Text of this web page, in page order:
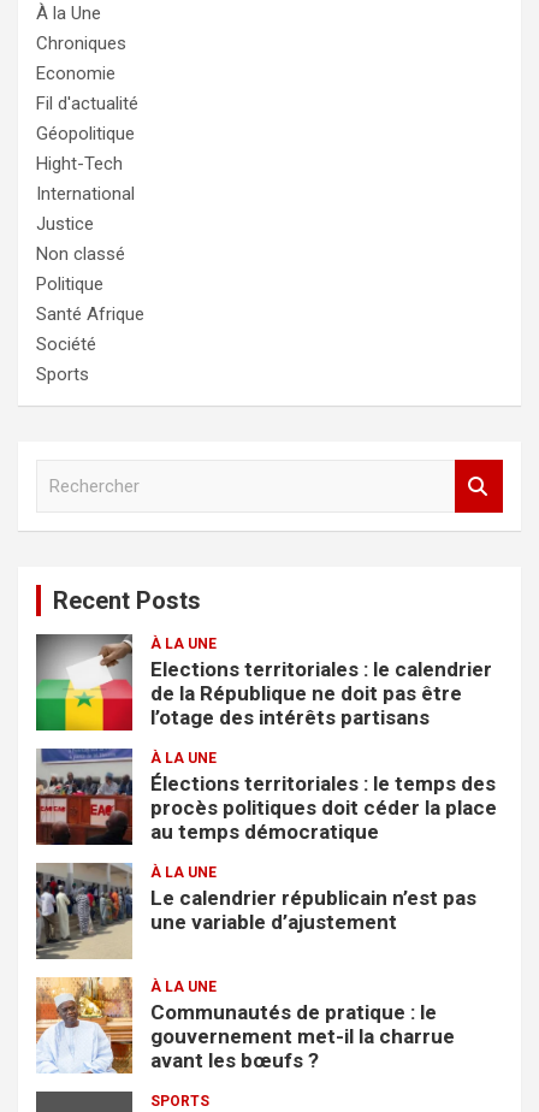
À la Une
Chroniques
Economie
Fil d'actualité
Géopolitique
Hight-Tech
International
Justice
Non classé
Politique
Santé Afrique
Société
Sports
c
h
r
Recent Posts
À LA UNE
Elections territoriales : le calendrier
de la République ne doit pas être
l’otage des intérêts partisans
À LA UNE
Élections territoriales : le temps des
procès politiques doit céder la place
au temps démocratique
À LA UNE
Le calendrier républicain n’est pas
une variable d’ajustement
À LA UNE
Communautés de pratique : le
gouvernement met-il la charrue
avant les bœufs ?
SPORTS